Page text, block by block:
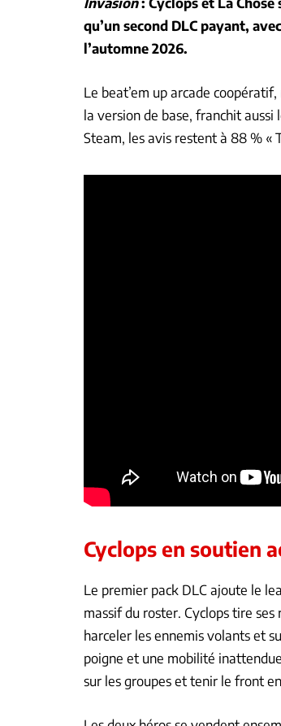
qu’un second DLC payant,
l’automne 2026.
Le beat’em up arcade
la version de base, franchit aussi
Steam, les avis restent à 88 % «
Cyclops en soutien
Le premier pack DLC ajoute le
massif du roster. Cyclops tire
harceler les ennemis volants et
poigne et une mobilité
sur les groupes et tenir le front